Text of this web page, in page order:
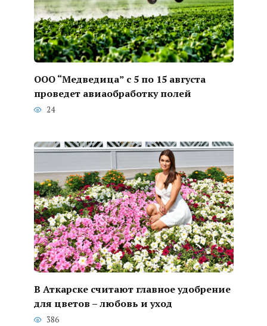
ООО “Медведица” с 5 по 15 августа
проведет авиаобработку полей
24
В Аткарске считают главное удобрение
для цветов – любовь и уход
386